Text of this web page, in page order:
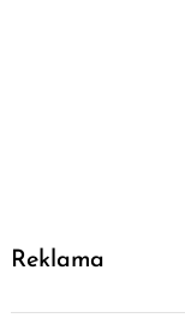
Reklama